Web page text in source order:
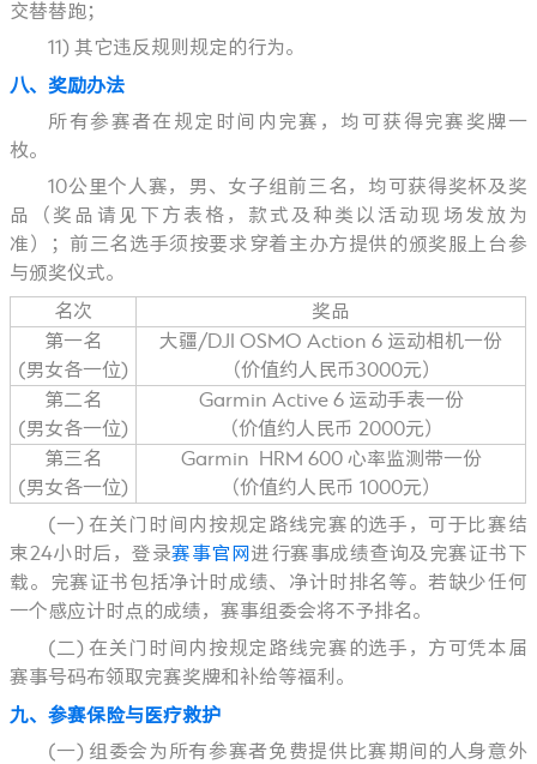
交替替跑；
11) 其它违反规则规定的行为。
八、奖励办法
所有参赛者在规定时间内完赛，均可获得完赛奖牌一
枚。
10公里个人赛，男、女子组前三名，均可获得奖杯及奖
品（奖品请见下方表格，款式及种类以活动现场发放为
准）；前三名选手须按要求穿着主办方提供的颁奖服上台参
与颁奖仪式。
名次
奖品
第一名
(男女各一位)
大疆/DJI OSMO Action 6 运动相机一份
（价值约人民币3000元）
第二名
(男女各一位)
Garmin Active 6 运动手表一份
（价值约人民币 2000元）
第三名
(男女各一位)
Garmin HRM 600 心率监测带一份
（价值约人民币 1000元）
(一) 在关门时间内按规定路线完赛的选手，可于比赛结
束24小时后，登录赛事官网 进行赛事成绩查询及完赛证书下
载。完赛证书包括净计时成绩、净计时排名等。若缺少任何
一个感应计时点的成绩，赛事组委会将不予排名。
(二) 在关门时间内按规定路线完赛的选手，方可凭本届
赛事号码布领取完赛奖牌和补给等福利。
九、参赛保险与医疗救护
(一) 组委会为所有参赛者免费提供比赛期间的人身意外